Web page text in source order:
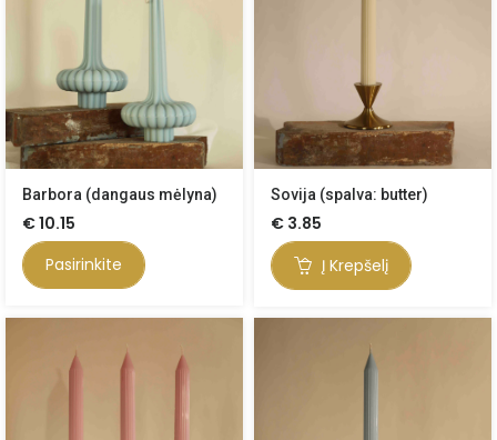
Barbora (dangaus mėlyna)
€10.15
Pasirinkite
Sovija (spalva: butter)
€ 3.85
Į Krepšelį